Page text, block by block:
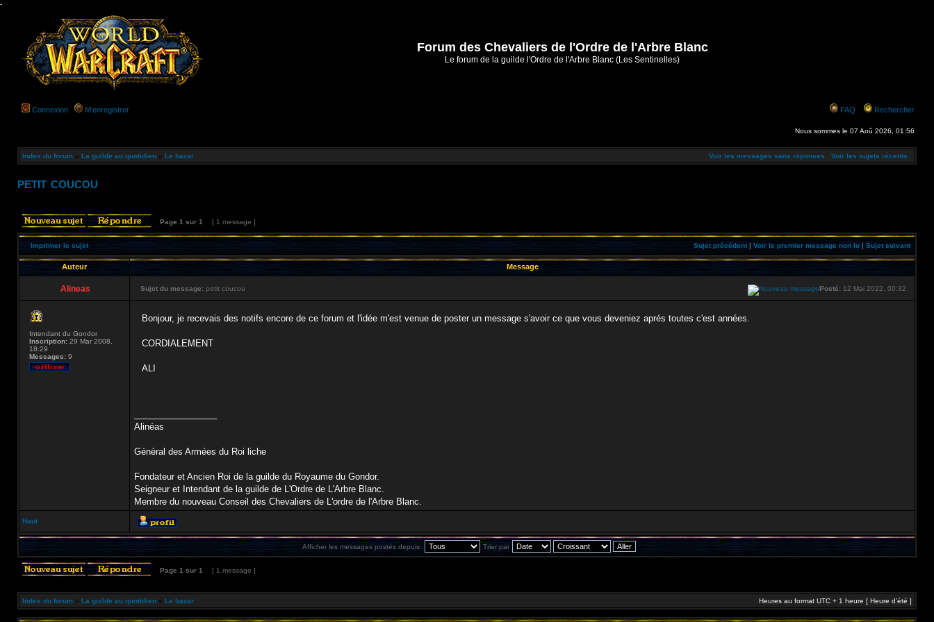
-
Forum des Chevaliers de l'Ordre de l'Arbre Blanc
Le forum de la guilde l'Ordre de l'Arbre Blanc (Les Sentinelles)
Connexion M’enregistrer FAQ Rechercher
Nous sommes le 07 Aoû 2026, 01:56
Index du forum » La guilde au quotidien » Le bazar Voir les messages sans réponses Voir les sujets récents
petit coucou
Page 1 sur 1 [ 1 message ]
Imprimer le sujet Sujet précédent|Voir le premier message non lu | Sujet suivant
Auteur Message
Alineas Sujet du message: petit coucou Posté: 12 Mai 2022, 00:32
Intendant du Gondor
Inscription: 29 Mar 2008,
18:29
Messages: 9
Bonjour, je recevais des notifs encore de ce forum et l'idée m'est venue de poster un message s'avoir ce que vous deveniez aprés toutes c'est années.
CORDIALEMENT
ALI
Alinéas
Génèral des Armées du Roi liche
Fondateur et Ancien Roi de la guilde du Royaume du Gondor.
Seigneur et Intendant de la guilde de L'Ordre de L'Arbre Blanc.
Membre du nouveau Conseil des Chevaliers de L'ordre de l'Arbre Blanc.
Haut
Afficher les messages postés depuis: Trier par
Page 1 sur 1 [ 1 message ]
Index du forum » La guilde au quotidien » Le bazar Heures au format UTC + 1 heure [ Heure d’été ]